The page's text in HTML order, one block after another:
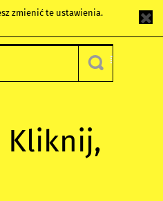
zmienić te ustawienia.
Kliknij,